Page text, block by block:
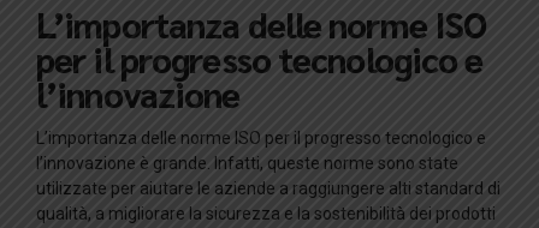
L’importanza delle norme ISO
per il progresso tecnologico e
l’innovazione
L’importanza delle norme ISO per il progresso tecnologico e
l’innovazione è grande. Infatti, queste norme sono state
utilizzate per aiutare le aziende a raggiungere alti standard di
qualità, a migliorare la sicurezza e la sostenibilità dei prodotti